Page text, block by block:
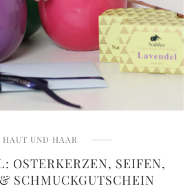
HAUT UND HAAR
OSTERKERZEN, SEIFEN,
SCHMUCKGUTSCHEIN